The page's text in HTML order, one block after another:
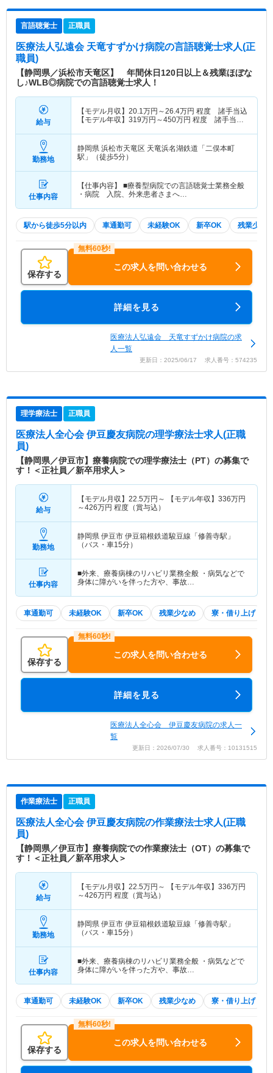
言語聴覚士 正職員
医療法人弘遠会 天竜すずかけ病院の言語聴覚士求人(正
職員)
【静岡県／浜松市天竜区】 年間休日120日以上＆残業ほぼな
し♪WLB◎病院での言語聴覚士求人！
給与
【モデル月収】 20.1万円～26.4万円 程度 諸手当込
【モデル年収】 319万円～450万円 程度 諸手当・
勤務地
静岡県 浜松市天竜区 天竜浜名湖鉄道「二俣本町
駅」（徒歩5分）
仕事内容
【仕事内容】 ■療養型病院での言語聴覚士業務全般
・病院 入院、外来患者さまへ…
駅から徒歩5分以内 車通勤可 未経験OK 新卒OK 残業少な
保存する
この求人を問い合わせる
詳細を見る
医療法人弘遠会 天竜すずかけ病院の求
人一覧
更新日：2025/06/17 求人番号：574235
理学療法士 正職員
医療法人全心会 伊豆慶友病院の理学療法士求人(正職
員)
【静岡県／伊豆市】療養病院での理学療法士（PT）の募集で
す！＜正社員／新卒用求人＞
給与
【モデル月収】 22.5万円～ 【モデル年収】 336万円
～426万円 程度（賞与込）
勤務地
静岡県 伊豆市 伊豆箱根鉄道駿豆線「修善寺駅」
（バス・車15分）
仕事内容
■外来、療養病棟のリハビリ業務全般 ・病気などで
身体に障がいを伴った方や、事故…
車通勤可 未経験OK 新卒OK 残業少なめ 寮・借り上げ
保存する
この求人を問い合わせる
詳細を見る
医療法人全心会 伊豆慶友病院の求人一
覧
更新日：2026/07/30 求人番号：10131515
作業療法士 正職員
医療法人全心会 伊豆慶友病院の作業療法士求人(正職
員)
【静岡県／伊豆市】療養病院での作業療法士（OT）の募集で
す！＜正社員／新卒用求人＞
給与
【モデル月収】 22.5万円～ 【モデル年収】 336万円
～426万円 程度（賞与込）
勤務地
静岡県 伊豆市 伊豆箱根鉄道駿豆線「修善寺駅」
（バス・車15分）
仕事内容
■外来、療養病棟のリハビリ業務全般 ・病気などで
身体に障がいを伴った方や、事故…
車通勤可 未経験OK 新卒OK 残業少なめ 寮・借り上げ
保存する
この求人を問い合わせる